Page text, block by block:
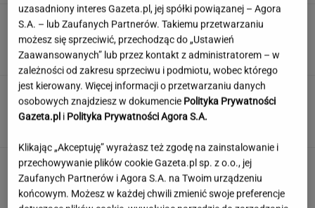
Ten quiz wiedzy ogólnej odsieje inteligentnych
i oczytanych od reszty
To nie droga na skróty. Matka pokazuje, jak
naprawdę wygląda edukacja domowa
MATERIAŁ PROMOCYJNY
"Wymieniłam mojego byłego na
jego wujka milionera". Tak wciągają
mikrodramy
uzasadniony interes Gazeta.pl, jej spółki powiązanej – Agora
S.A. – lub Zaufanych Partnerów. Takiemu przetwarzaniu
możesz się sprzeciwić, przechodząc do „Ustawień
Zaawansowanych” lub przez kontakt z administratorem – w
zależności od zakresu sprzeciwu i podmiotu, wobec którego
jest kierowany. Więcej informacji o przetwarzaniu danych
osobowych znajdziesz w dokumencie Polityka Prywatności
Gazeta.pl i Polityka Prywatności Agora S.A.
Klikając „Akceptuję” wyrażasz też zgodę na zainstalowanie i
przechowywanie plików cookie Gazeta.pl sp. z o.o., jej
Zaufanych Partnerów i Agora S.A. na Twoim urządzeniu
końcowym. Możesz w każdej chwili zmienić swoje preferencje